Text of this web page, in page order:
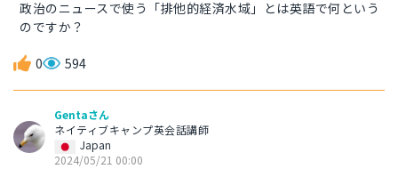
政治のニュースで使う「排他的経済水域」とは英語で何という
のですか？
0 594
Gentaさん
ネイティブキャンプ英会話講師
Japan
2024/05/21 00:00